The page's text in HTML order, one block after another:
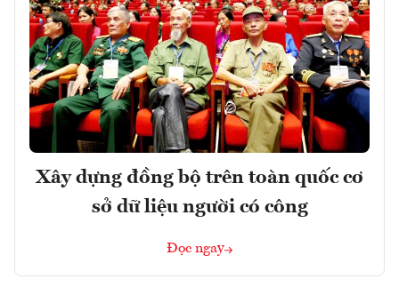
Xây dựng đồng bộ trên toàn quốc cơ
sở dữ liệu người có công
Đọc ngay